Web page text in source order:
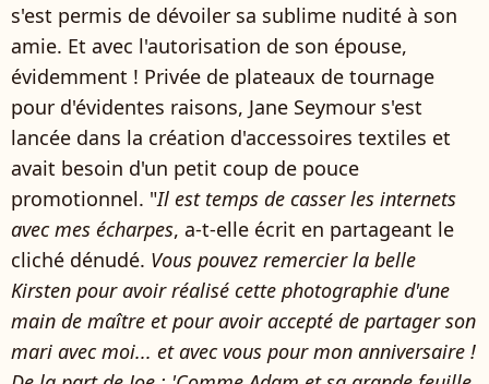
s'est permis de dévoiler sa sublime nudité à son
amie. Et avec l'autorisation de son épouse,
évidemment ! Privée de plateaux de tournage
pour d'évidentes raisons, Jane Seymour s'est
lancée dans la création d'accessoires textiles et
avait besoin d'un petit coup de pouce
promotionnel. "Il est temps de casser les internets
avec mes écharpes, a-t-elle écrit en partageant le
cliché dénudé. Vous pouvez remercier la belle
Kirsten pour avoir réalisé cette photographie d'une
main de maître et pour avoir accepté de partager son
mari avec moi... et avec vous pour mon anniversaire !